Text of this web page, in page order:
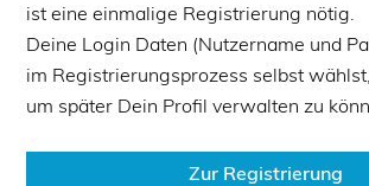
ist eine einmalige Registrierung nötig.
Deine Login Daten (Nutzername und
im Registrierungsprozess selbst
um später Dein Profil verwalten zu
Zur Registrierung